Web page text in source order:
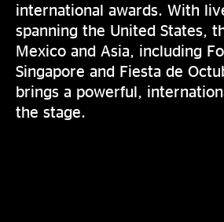
international awards. With
spanning the United States,
Mexico and Asia, including
Singapore and Fiesta de
brings a powerful,
the stage.